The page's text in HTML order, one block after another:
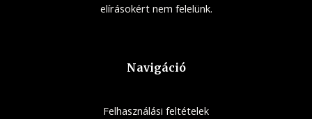
elírásokért nem felelünk.
Navigáció
Felhasználási feltételek